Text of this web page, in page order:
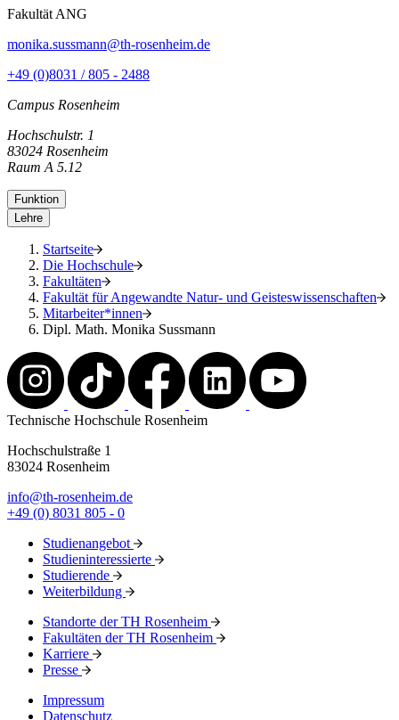
Fakultät ANG
monika.sussmann@th-rosenheim.de
+49 (0)8031 / 805 - 2488
Campus Rosenheim
Hochschulstr. 1
83024 Rosenheim
Raum A 5.12
Funktion
Lehre
Startseite
Die Hochschule
Fakultäten
Fakultät für Angewandte Natur- und Geisteswissenschaften
Mitarbeiter*innen
Dipl. Math. Monika Sussmann
Technische Hochschule Rosenheim
Hochschulstraße 1
83024 Rosenheim
info@th-rosenheim.de
+49 (0) 8031 805 - 0
Studienangebot
Studieninteressierte
Studierende
Weiterbildung
Standorte der TH Rosenheim
Fakultäten der TH Rosenheim
Karriere
Presse
Impressum
Datenschutz